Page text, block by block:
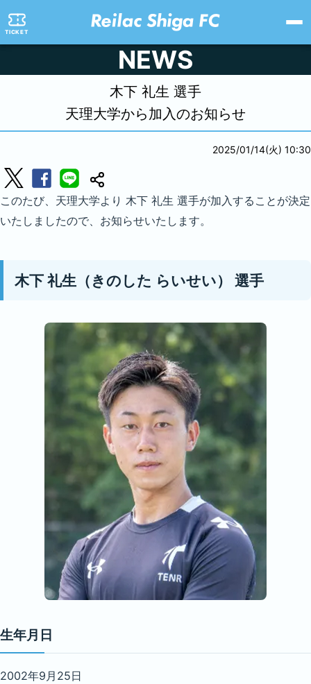
TICKET
NEWS
木下 礼生 選手
天理大学から加入のお知らせ
2025/01/14(火) 10:30
このたび、天理大学より 木下 礼生 選手が加入することが決定
いたしましたので、お知らせいたします。
木下 礼生（きのした らいせい） 選手
生年月日
2002年9月25日